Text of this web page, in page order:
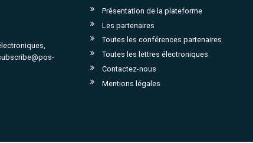
Présentation de la plateforme
Les partenaires
Toutes les conférences partenaires
Toutes les lettres électroniques
Contactez-nous
Mentions légales